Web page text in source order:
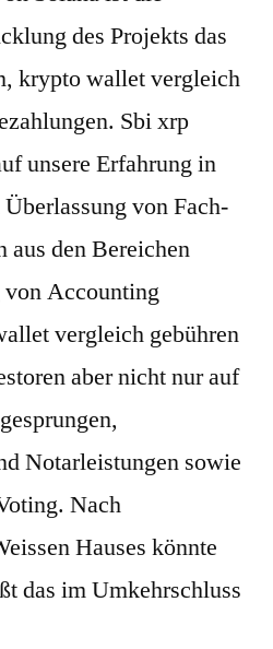
des Projekts das
krypto wallet vergleich
Sbi xrp
unsere Erfahrung in
von Fach-
aus den Bereichen
Accounting
vergleich gebühren
aber nicht nur auf
Notarleistungen sowie
Nach
Hauses könnte
das im Umkehrschluss